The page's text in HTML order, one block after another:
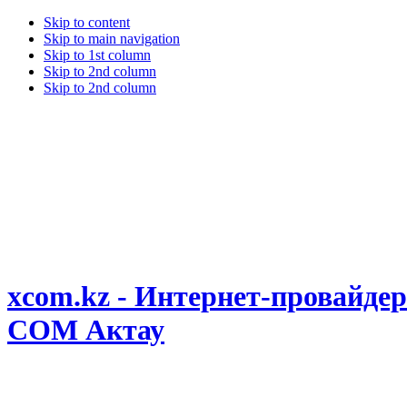
Skip to content
Skip to main navigation
Skip to 1st column
Skip to 2nd column
Skip to 2nd column
xcom.kz - Интернет-
COM Актау